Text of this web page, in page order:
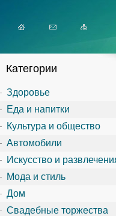
Категории
Здоровье
Еда и напитки
Культура и общество
Автомобили
Искусство и
Мода и стиль
Дом
Свадебные торжества